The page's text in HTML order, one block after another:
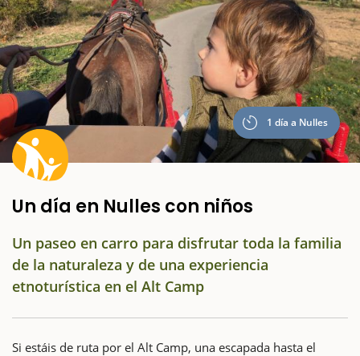
Un día en Nulles con niños
1 día a Nulles
Un paseo en carro para disfrutar toda la familia
de la naturaleza y de una experiencia
etnoturística en el Alt Camp
Si estáis de ruta por el Alt Camp, una escapada hasta el